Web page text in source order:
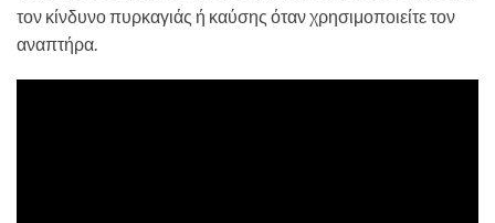
τον κίνδυνο πυρκαγιάς ή καύσης όταν χρησιμοποιείτε τον
αναπτήρα.